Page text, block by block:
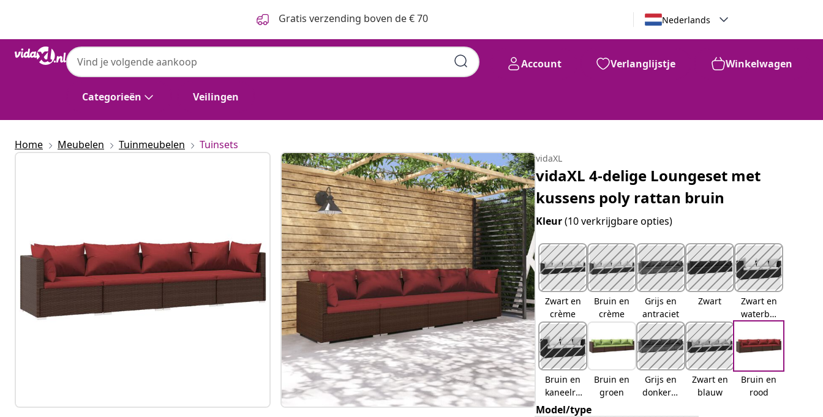
Gratis verzending boven de € 70 Nederlands
Categorieën Veilingen
Account Verlanglijstje Winkelwagen
Home Meubelen Tuinmeubelen Tuinsets
vidaXL
vidaXL 4-delige Loungeset met
kussens poly rattan bruin
Kleur(10 verkrijgbare opties)
Zwart en
crème
Bruin en
crème
Grijs en
antraciet
Zwart
Zwart en
waterbla
Bruin en
kaneelro
od
Bruin en
groen
Grijs en
donkerbl
Zwart en
blauw
Bruin en
rood
Model/type